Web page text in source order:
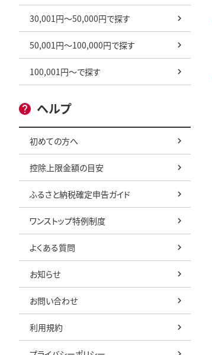
30,001円～50,000円で探す
50,001円～100,000円で探す
100,001円～で探す
ヘルプ
初めての方へ
控除上限金額の目安
ふるさと納税確定申告ガイド
ワンストップ特例制度
よくある質問
お知らせ
お問い合わせ
利用規約